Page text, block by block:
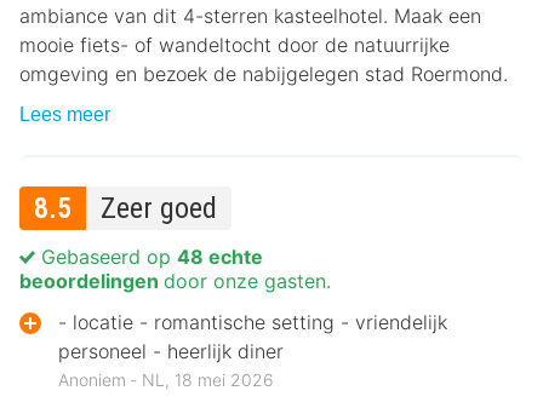
ambiance van dit 4-sterren kasteelhotel. Maak een
mooie fiets- of wandeltocht door de natuurrijke
omgeving en bezoek de nabijgelegen stad Roermond.
Lees meer
8.5 Zeer goed
Gebaseerd op 48 echte
beoordelingen door onze gasten.
- locatie - romantische setting - vriendelijk
personeel - heerlijk diner
Anoniem ‐ NL, 18 mei 2026